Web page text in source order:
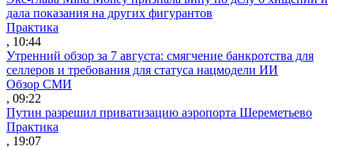
дала показания на других фигурантов
Практика
, 10:44
Утренний обзор за 7 августа: смягчение банкротства для
селлеров и требования для статуса нацмодели ИИ
Обзор СМИ
, 09:22
Путин разрешил приватизацию аэропорта Шереметьево
Практика
, 19:07